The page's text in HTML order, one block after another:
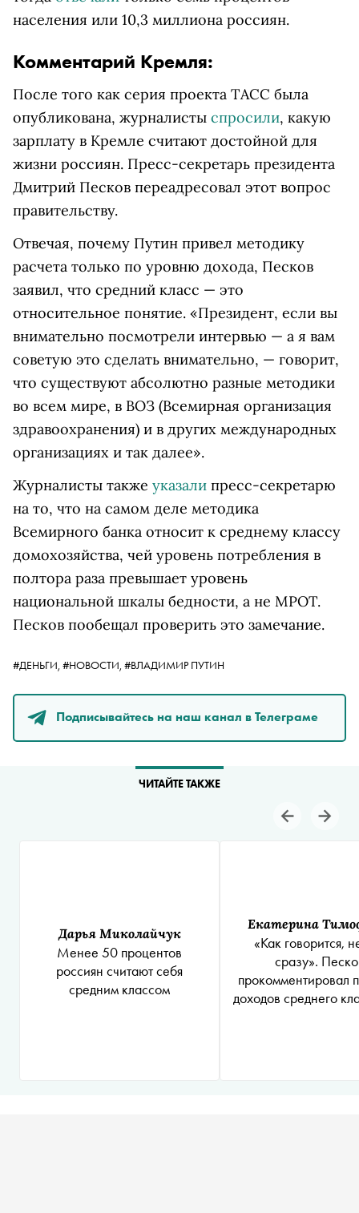
населения или 10,3 миллиона россиян.
Комментарий Кремля:
После того как серия проекта ТАСС была
опубликована, журналисты спросили, какую
зарплату в Кремле считают достойной для
жизни россиян. Пресс-секретарь президента
Дмитрий Песков переадресовал этот вопрос
правительству.
Отвечая, почему Путин привел методику
расчета только по уровню дохода, Песков
заявил, что средний класс — это
относительное понятие. «Президент, если вы
внимательно посмотрели интервью — а я вам
советую это сделать внимательно, — говорит,
что существуют абсолютно разные методики
во всем мире, в ВОЗ (Всемирная организация
здравоохранения) и в других международных
организациях и так далее».
Журналисты также указали пресс-секретарю
на то, что на самом деле методика
Всемирного банка относит к среднему классу
домохозяйства, чей уровень потребления в
полтора раза превышает уровень
национальной шкалы бедности, а не МРОТ.
Песков пообещал проверить это замечание.
#ДЕНЬГИ, #НОВОСТИ, #ВЛАДИМИР ПУТИН
Подписывайтесь на наш канал в Телеграме
ЧИТАЙТЕ ТАКЖЕ
Дарья Миколайчук
Менее 50 процентов
россиян считают себя
средним классом
Екатерина
«Как говорится,
сразу».
прокомментировал
доходов среднего